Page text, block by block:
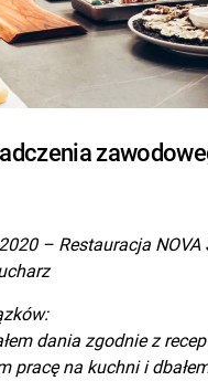
– Restauracja NOVA
dania zgodnie z
pracę na kuchni i